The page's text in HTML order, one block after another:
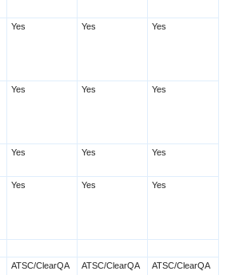
Yes Yes Yes
Yes Yes Yes
Yes Yes Yes
Yes Yes Yes
ATSC/ClearQA
ATSC/ClearQA
ATSC/ClearQA